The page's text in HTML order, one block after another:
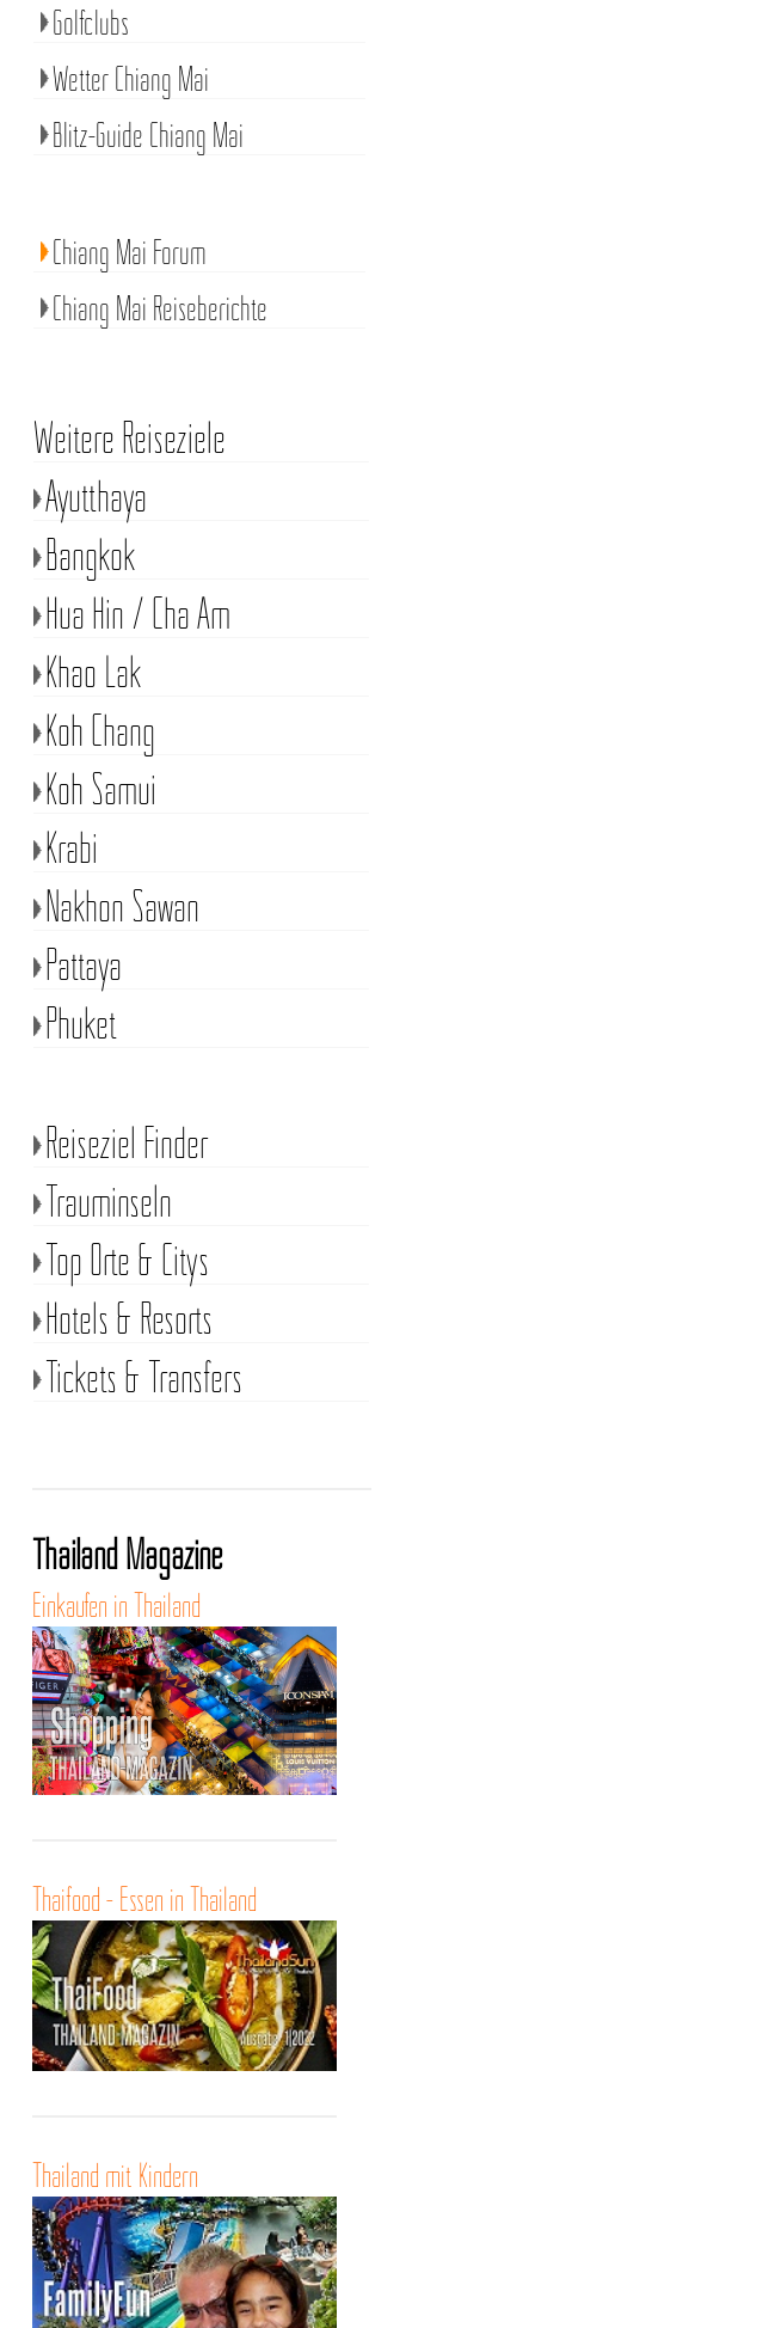
Golfclubs
Wetter Chiang Mai
Blitz-Guide Chiang Mai
Chiang Mai Forum
Chiang Mai Reiseberichte
Weitere Reiseziele
Ayutthaya
Bangkok
Hua Hin / Cha Am
Khao Lak
Koh Chang
Koh Samui
Krabi
Nakhon Sawan
Pattaya
Phuket
Reiseziel Finder
Trauminseln
Top Orte & Citys
Hotels & Resorts
Tickets & Transfers
Thailand Magazine
Einkaufen in Thailand
Thaifood - Essen in Thailand
Thailand mit Kindern